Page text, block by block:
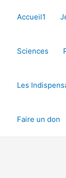
Accueil1
Sciences
Les
Faire un don